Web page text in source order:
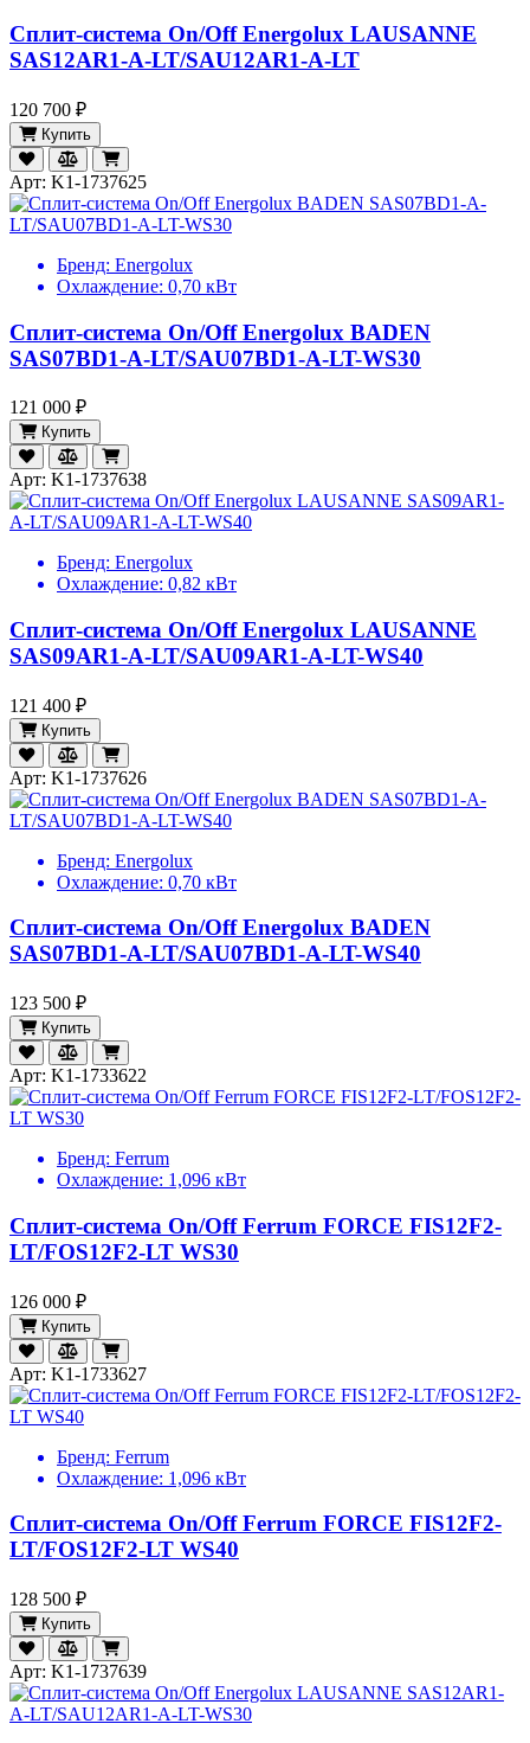
Сплит-система On/Off Energolux LAUSANNE
SAS12AR1-A-LT/SAU12AR1-A-LT
120 700 ₽
Купить
Арт: K1-1737625
Бренд: Energolux
Охлаждение: 0,70 кВт
Сплит-система On/Off Energolux BADEN
SAS07BD1-A-LT/SAU07BD1-A-LT-WS30
121 000 ₽
Купить
Арт: K1-1737638
Бренд: Energolux
Охлаждение: 0,82 кВт
Сплит-система On/Off Energolux LAUSANNE
SAS09AR1-A-LT/SAU09AR1-A-LT-WS40
121 400 ₽
Купить
Арт: K1-1737626
Бренд: Energolux
Охлаждение: 0,70 кВт
Сплит-система On/Off Energolux BADEN
SAS07BD1-A-LT/SAU07BD1-A-LT-WS40
123 500 ₽
Купить
Арт: K1-1733622
Бренд: Ferrum
Охлаждение: 1,096 кВт
Сплит-система On/Off Ferrum FORCE FIS12F2-
LT/FOS12F2-LT WS30
126 000 ₽
Купить
Арт: K1-1733627
Бренд: Ferrum
Охлаждение: 1,096 кВт
Сплит-система On/Off Ferrum FORCE FIS12F2-
LT/FOS12F2-LT WS40
128 500 ₽
Купить
Арт: K1-1737639